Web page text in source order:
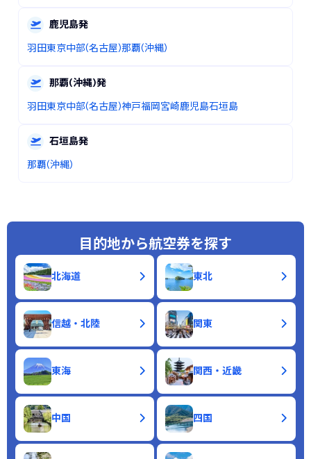
鹿児島発
羽田東京中部(名古屋)那覇(沖縄)
那覇(沖縄)発
羽田東京中部(名古屋)神戸福岡宮崎鹿児島石垣島
石垣島発
那覇(沖縄)
目的地から航空券を探す
北海道 東北
信越・北陸 関東
東海 関西・近畿
中国 四国